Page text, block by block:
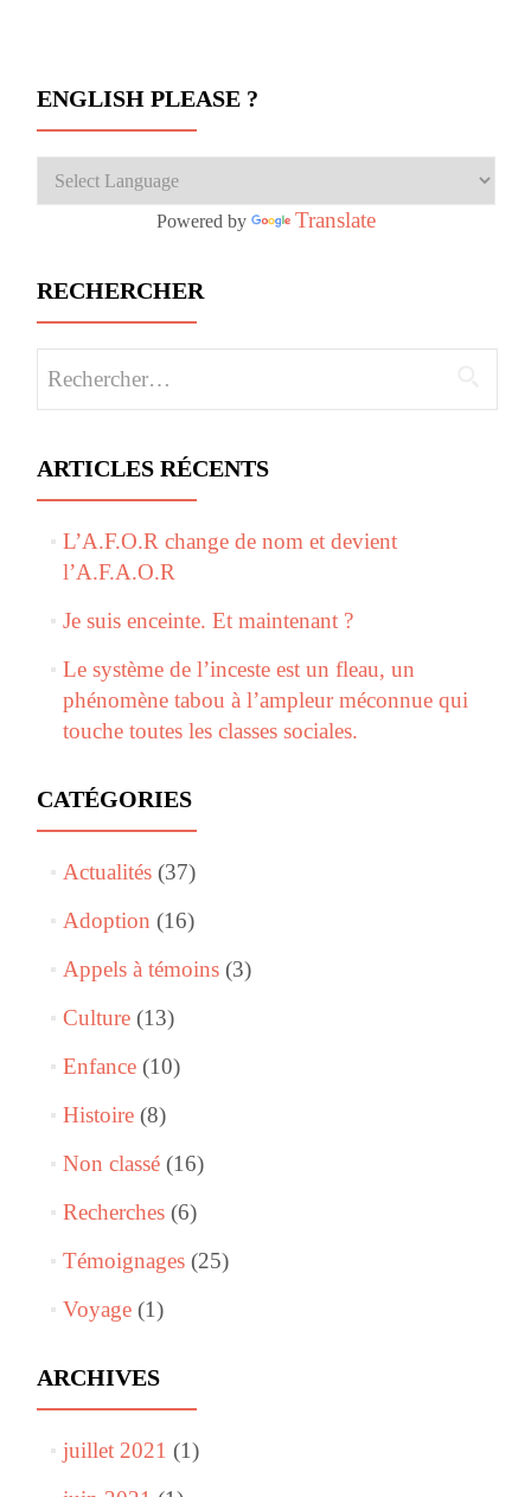
ENGLISH PLEASE ?
Powered by Translate
RECHERCHER
ARTICLES RÉCENTS
L’A.F.O.R change de nom et devient
l’A.F.A.O.R
Je suis enceinte. Et maintenant ?
Le système de l’inceste est un fleau, un
phénomène tabou à l’ampleur méconnue qui
touche toutes les classes sociales.
CATÉGORIES
Actualités(37)
Adoption (16)
Appels à témoins(3)
Culture(13)
Enfance(10)
Histoire(8)
Non classé(16)
Recherches(6)
Témoignages(25)
Voyage(1)
ARCHIVES
juillet 2021 (1)